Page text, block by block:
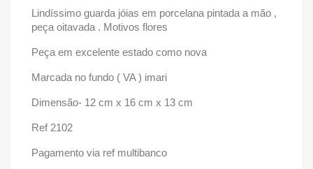
Lindíssimo guarda jóias em porcelana pintada a mão ,
peça oitavada . Motivos flores
Peça em excelente estado como nova
Marcada no fundo ( VA ) imari
Dimensão- 12 cm x 16 cm x 13 cm
Ref 2102
Pagamento via ref multibanco